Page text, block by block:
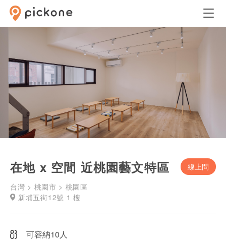
在地 x 空間 近桃園藝文特區
線上問
台灣 > 桃園市 > 桃園區
新埔五街12號 1 樓
可容納10人